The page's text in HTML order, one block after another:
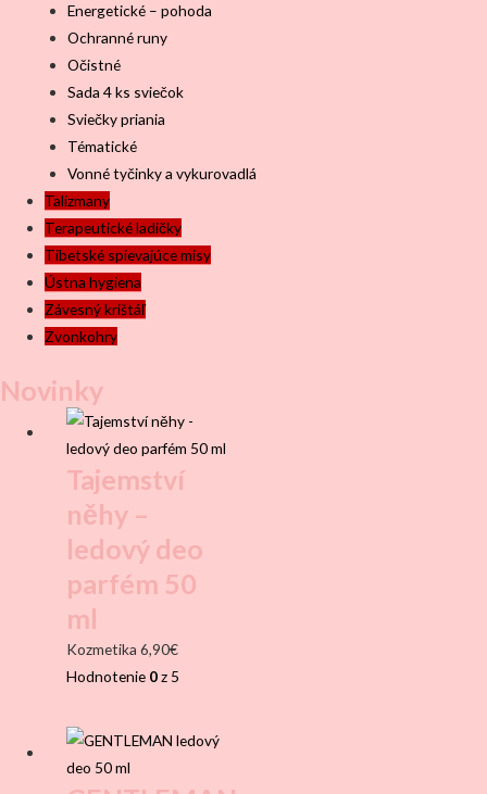
Energetické – pohoda
Ochranné runy
Očistné
Sada 4 ks sviečok
Sviečky priania
Tématické
Vonné tyčinky a vykurovadlá
Talizmany
Terapeutické ladičky
Tibetské spievajúce misy
Ústna hygiena
Závesný krištáľ
Zvonkohry
Novinky
Tajemství
něhy –
ledový deo
parfém 50
ml
Kozmetika6,90€
Hodnotenie 0z 5